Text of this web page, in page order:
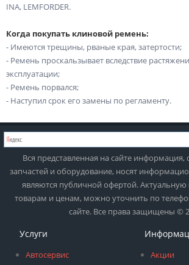
INA, LEMFORDER.
Когда покупать клиновой ремень:
- Имеются трещины, рваные края, затертости;
- Ремень проскальзывает вследствие
эксплуатации;
- Ремень порвался;
- Наступил срок его замены по регламенту.
Вся представленная на сайте информация,
запчастей и оборудование, носят
являются публичной офертой.
товарам и ценам, можно уточнить по
сайте. Все права защищены ©
Услуги
Автосервис
Акции